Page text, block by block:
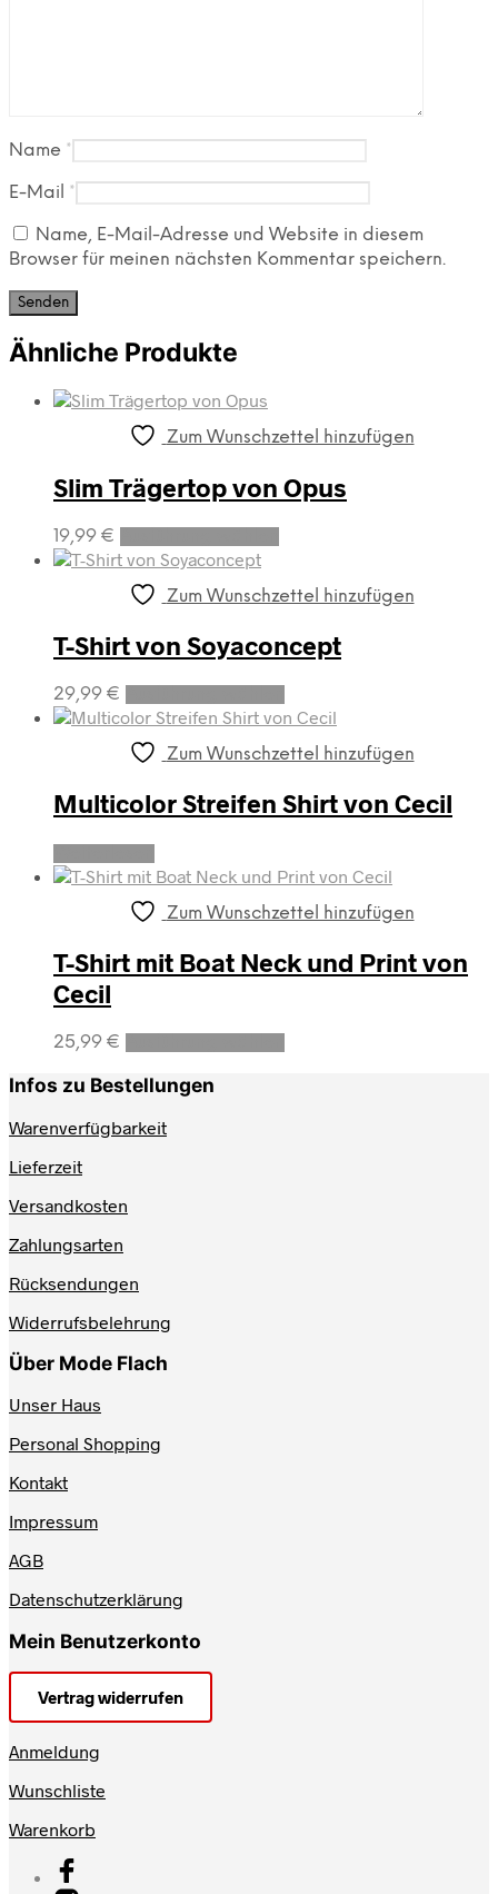
Name *
E-Mail *
Name, E-Mail-Adresse und Website in diesem
Browser für meinen nächsten Kommentar speichern.
Ähnliche Produkte
Zum Wunschzettel hinzufügen
Slim Trägertop von Opus
19,99 €
Dieses
mehrere
auf.
Die
Optionen
können
auf
der
Produktseite
werden
Zum Wunschzettel hinzufügen
T-Shirt von Soyaconcept
29,99 €
Dieses
Produkt
mehrere
auf.
Die
auf
der
Produktseite
werden
Zum Wunschzettel hinzufügen
Multicolor Streifen Shirt von Cecil
Zum Wunschzettel hinzufügen
T-Shirt mit Boat Neck und Print von
Cecil
25,99 €
Dieses
Infos zu Bestellungen
Warenverfügbarkeit
Lieferzeit
Versandkosten
Zahlungsarten
Rücksendungen
Widerrufsbelehrung
Über Mode Flach
Unser Haus
Personal Shopping
Kontakt
Impressum
AGB
Datenschutzerklärung
Mein Benutzerkonto
Vertrag widerrufen
Anmeldung
Wunschliste
Warenkorb